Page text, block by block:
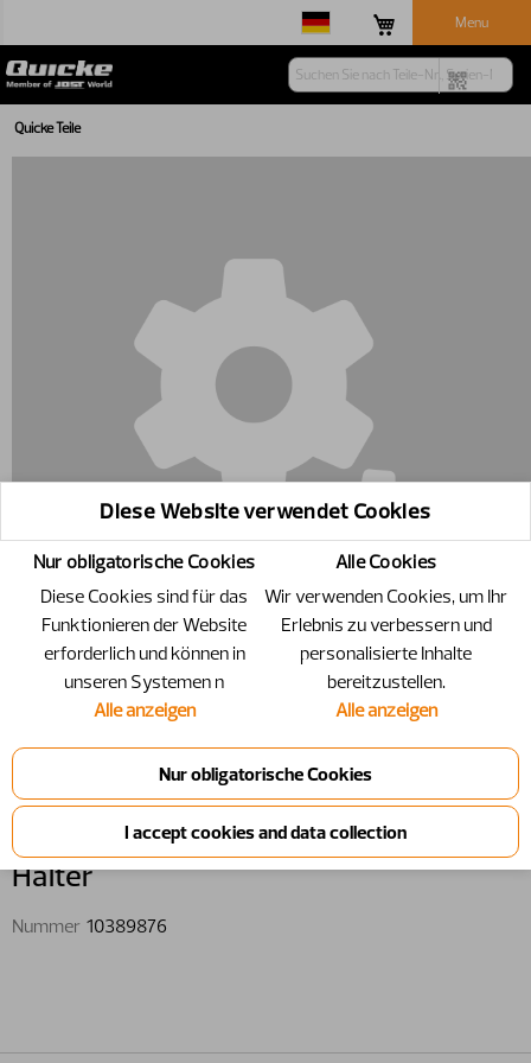
Menu
Quicke Teile
10389876 - Halter
Halter
Nummer 10389876
Diese Website verwendet Cookies
Nur obligatorische Cookies
Diese Cookies sind für das
Funktionieren der Website
erforderlich und können in
unseren Systemen n
Alle anzeigen
Alle Cookies
Wir verwenden Cookies, um Ihr
Erlebnis zu verbessern und
personalisierte Inhalte
bereitzustellen.
Alle anzeigen